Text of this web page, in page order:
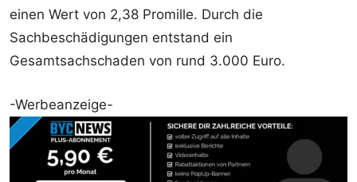
einen Wert von 2,38 Promille. Durch die
Sachbeschädigungen entstand ein
Gesamtsachschaden von rund 3.000 Euro.
-Werbeanzeige-